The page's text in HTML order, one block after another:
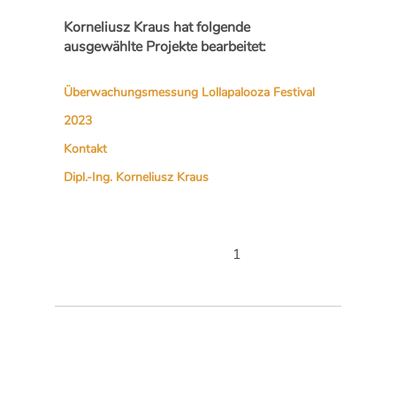
Korneliusz Kraus hat folgende
ausgewählte Projekte bearbeitet:
Überwachungsmessung Lollapalooza Festival
2023
Kontakt
Dipl.-Ing. Korneliusz Kraus
1